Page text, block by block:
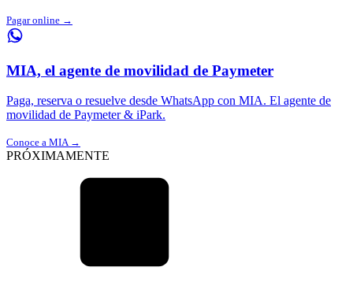
Pagar online →
MIA, el agente de movilidad de Paymeter
Paga, reserva o resuelve desde WhatsApp con MIA. El agente de
movilidad de Paymeter & iPark.
Conoce a MIA →
PRÓXIMAMENTE